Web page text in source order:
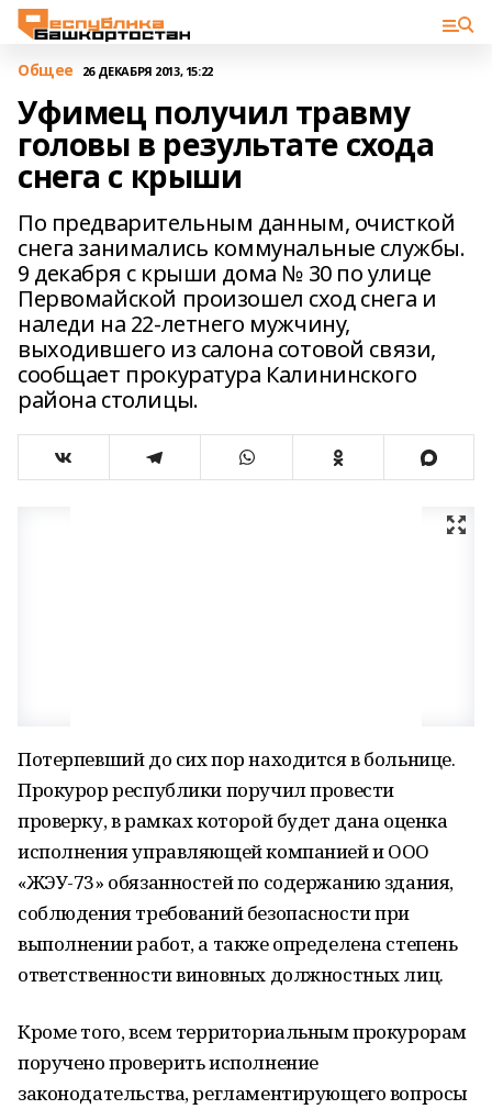
Общее 26 ДЕКАБРЯ 2013, 15:22
Уфимец получил травму
головы в результате схода
снега с крыши
По предварительным данным, очисткой
снега занимались коммунальные службы.
9 декабря с крыши дома № 30 по улице
Первомайской произошел сход снега и
наледи на 22-летнего мужчину,
выходившего из салона сотовой связи,
сообщает прокуратура Калининского
района столицы.
Потерпевший до сих пор находится в больнице.
Прокурор республики поручил провести
проверку, в рамках которой будет дана оценка
исполнения управляющей компанией и ООО
«ЖЭУ-73» обязанностей по содержанию здания,
соблюдения требований безопасности при
выполнении работ, а также определена степень
ответственности виновных должностных лиц.
Кроме того, всем территориальным прокурорам
поручено проверить исполнение
законодательства, регламентирующего вопросы